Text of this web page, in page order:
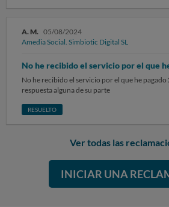
reembolso parcial o total proporcional al
caso de negativa, que se considere esta
están cumpliendo lo prometido.
A. M. 05/08/2024
Amedia Social. Simbiotic Digital SL
No he recibido el servicio por el que
No he recibido el servicio por el que he
respuesta alguna de su parte
RESUELTO
Ver todas las
INICIAR UNA